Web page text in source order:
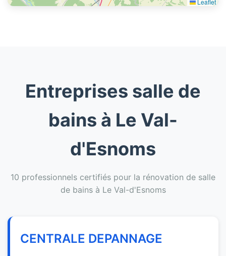
Leaflet
Entreprises salle de
bains à Le Val-
d'Esnoms
10 professionnels certifiés pour la rénovation de salle
de bains à Le Val-d'Esnoms
CENTRALE DEPANNAGE